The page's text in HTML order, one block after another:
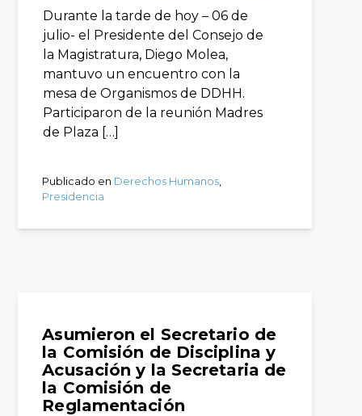
Durante la tarde de hoy – 06 de
julio- el Presidente del Consejo de
la Magistratura, Diego Molea,
mantuvo un encuentro con la
mesa de Organismos de DDHH.
Participaron de la reunión Madres
de Plaza […]
Publicado en Derechos Humanos
Presidencia
Asumieron el Secretario de
la Comisión de Disciplina y
Acusación y la Secretaria de
la Comisión de
Reglamentación